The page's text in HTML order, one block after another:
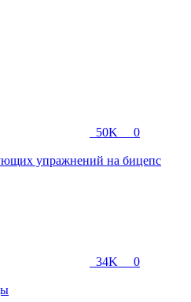
50K
0
упражнений на бицепс
34K
0